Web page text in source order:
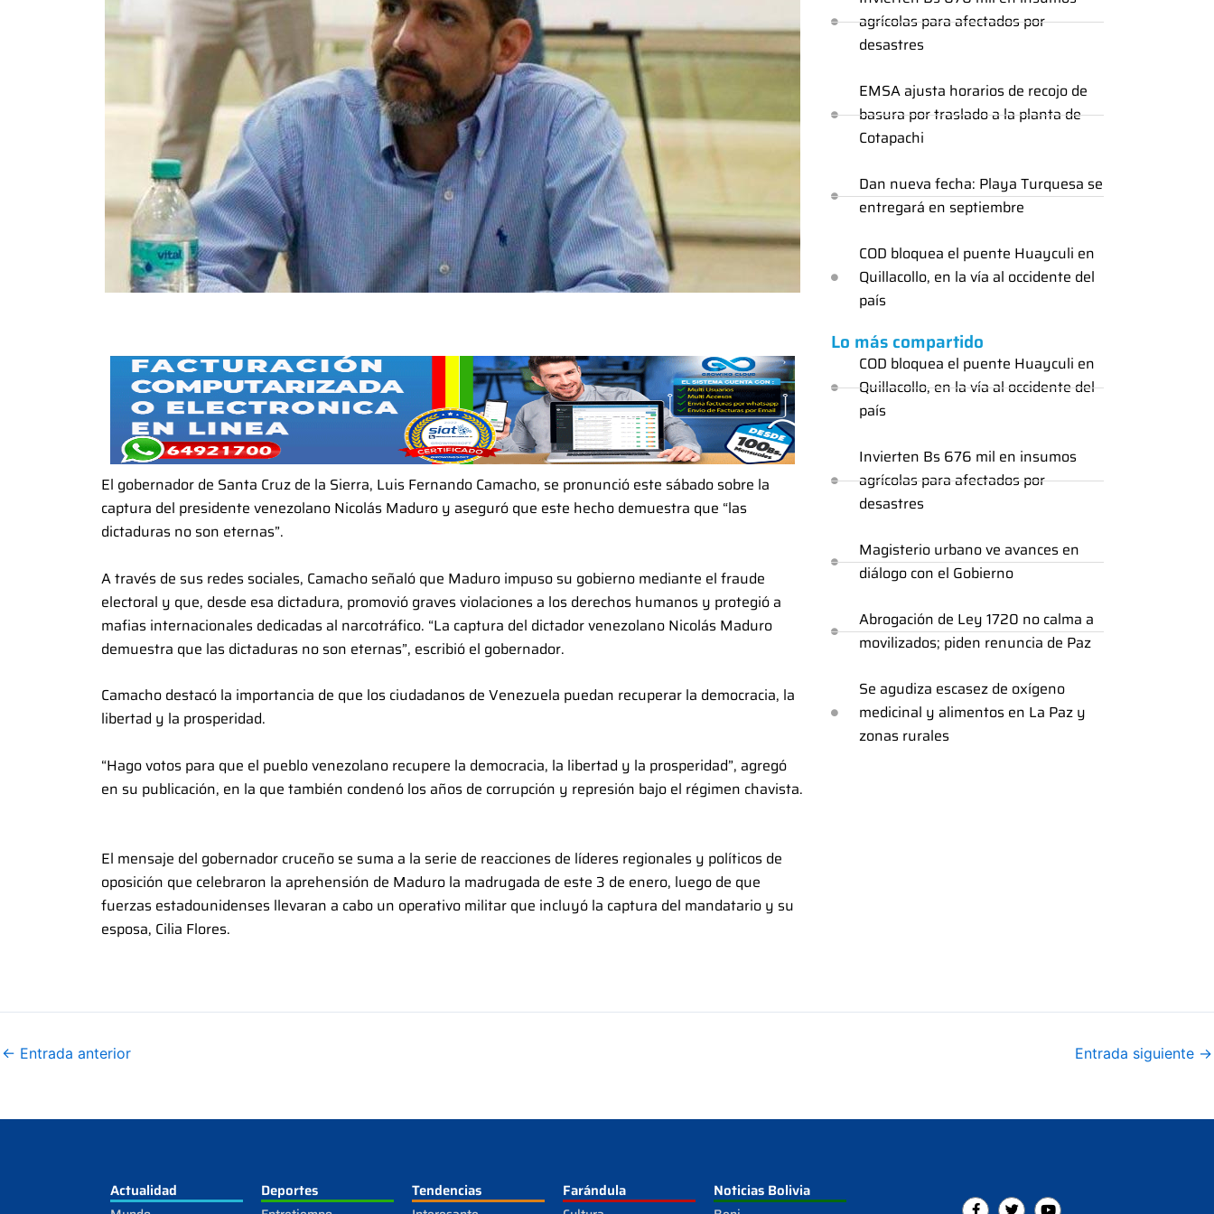
El gobernador de Santa Cruz de la Sierra, Luis Fernando Camacho, se pronunció este sábado sobre la
captura del presidente venezolano Nicolás Maduro y aseguró que este hecho demuestra que “las
dictaduras no son eternas”.
A través de sus redes sociales, Camacho señaló que Maduro impuso su gobierno mediante el fraude
electoral y que, desde esa dictadura, promovió graves violaciones a los derechos humanos y protegió a
mafias internacionales dedicadas al narcotráfico. “La captura del dictador venezolano Nicolás Maduro
demuestra que las dictaduras no son eternas”, escribió el gobernador.
Camacho destacó la importancia de que los ciudadanos de Venezuela puedan recuperar la democracia, la
libertad y la prosperidad.
“Hago votos para que el pueblo venezolano recupere la democracia, la libertad y la prosperidad”, agregó
en su publicación, en la que también condenó los años de corrupción y represión bajo el régimen chavista.
El mensaje del gobernador cruceño se suma a la serie de reacciones de líderes regionales y políticos de
oposición que celebraron la aprehensión de Maduro la madrugada de este 3 de enero, luego de que
fuerzas estadounidenses llevaran a cabo un operativo militar que incluyó la captura del mandatario y su
esposa, Cilia Flores.
agrícolas para afectados por
desastres
EMSA ajusta horarios de recojo de
basura por traslado a la planta de
Cotapachi
Dan nueva fecha: Playa Turquesa se
entregará en septiembre
COD bloquea el puente Huayculi en
Quillacollo, en la vía al occidente del
país
Lo más compartido
COD bloquea el puente Huayculi en
Quillacollo, en la vía al occidente del
país
Invierten Bs 676 mil en insumos
agrícolas para afectados por
desastres
Magisterio urbano ve avances en
diálogo con el Gobierno
Abrogación de Ley 1720 no calma a
movilizados; piden renuncia de Paz
Se agudiza escasez de oxígeno
medicinal y alimentos en La Paz y
zonas rurales
← Entrada anterior Entrada siguiente →
Actualidad Deportes Tendencias Farándula Noticias Bolivia
F T Y